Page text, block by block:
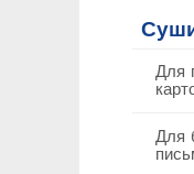
Для
Для